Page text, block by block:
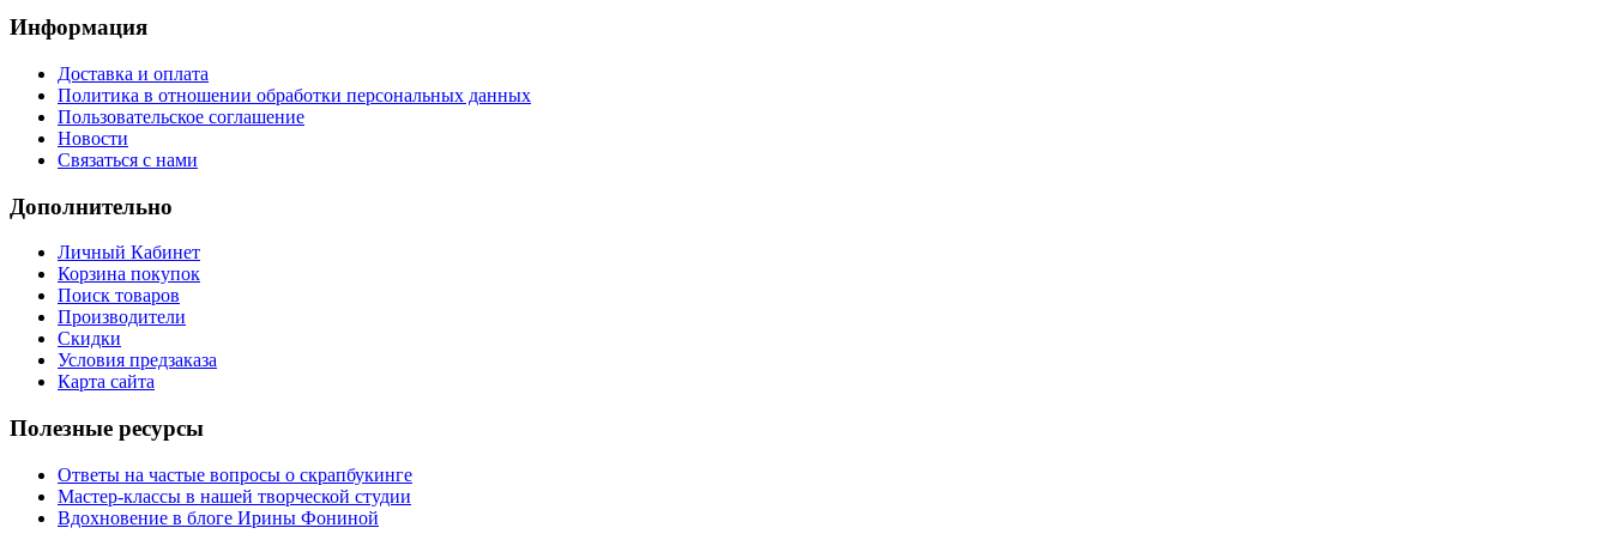
Информация
Доставка и оплата
Политика в отношении обработки персональных данных
Пользовательское соглашение
Новости
Связаться с нами
Дополнительно
Личный Кабинет
Корзина покупок
Поиск товаров
Производители
Скидки
Условия предзаказа
Карта сайта
Полезные ресурсы
Ответы на частые вопросы о скрапбукинге
Мастер-классы в нашей творческой студии
Вдохновение в блоге Ирины Фониной